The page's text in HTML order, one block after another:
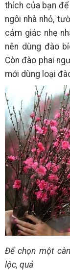
thích của bạn
ngôi nhà nhỏ,
cảm giác nhẹ
nên dùng đào
Còn đào phai
mới dùng loại
Để chọn một
lộc, quả